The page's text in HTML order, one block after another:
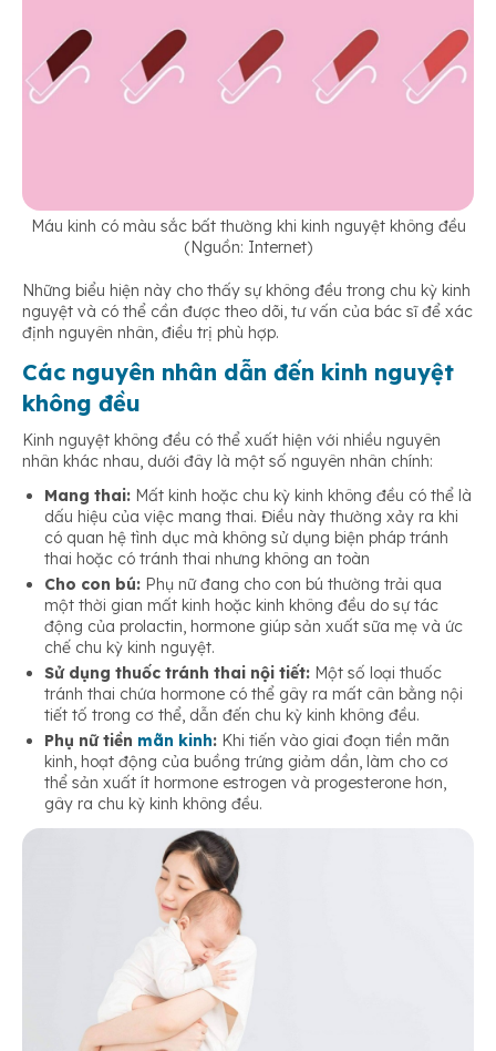
Máu kinh có màu sắc bất thường khi kinh nguyệt không đều
(Nguồn: Internet)
Những biểu hiện này cho thấy sự không đều trong chu kỳ kinh
nguyệt và có thể cần được theo dõi, tư vấn của bác sĩ để xác
định nguyên nhân, điều trị phù hợp.
Các nguyên nhân dẫn đến kinh nguyệt
không đều
Kinh nguyệt không đều có thể xuất hiện với nhiều nguyên
nhân khác nhau, dưới đây là một số nguyên nhân chính:
Mang thai: Mất kinh hoặc chu kỳ kinh không đều có thể là
dấu hiệu của việc mang thai. Điều này thường xảy ra khi
có quan hệ tình dục mà không sử dụng biện pháp tránh
thai hoặc có tránh thai nhưng không an toàn
Cho con bú: Phụ nữ đang cho con bú thường trải qua
một thời gian mất kinh hoặc kinh không đều do sự tác
động của prolactin, hormone giúp sản xuất sữa mẹ và ức
chế chu kỳ kinh nguyệt.
Sử dụng thuốc tránh thai nội tiết: Một số loại thuốc
tránh thai chứa hormone có thể gây ra mất cân bằng nội
tiết tố trong cơ thể, dẫn đến chu kỳ kinh không đều.
Phụ nữ tiền mãn kinh: Khi tiến vào giai đoạn tiền mãn
kinh, hoạt động của buồng trứng giảm dần, làm cho cơ
thể sản xuất ít hormone estrogen và progesterone hơn,
gây ra chu kỳ kinh không đều.